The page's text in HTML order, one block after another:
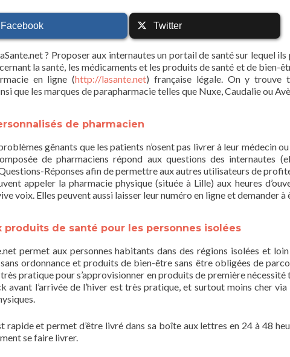
Facebook Twitter
? Proposer aux internautes un portail de santé sur lequel
la santé, les médicaments et les produits de santé et de bien-
en ligne (http://lasante.net) française légale. On y trouve
que les marques de parapharmacie telles que Nuxe, Caudalie ou
de pharmacien
gênants que les patients n’osent pas livrer à leur médecin
de pharmaciens répond aux questions des internautes
Réponses afin de permettre aux autres utilisateurs de
appeler la pharmacie physique (située à Lille) aux heures
voix. Elles peuvent aussi laisser leur numéro en ligne et demander à
produits de santé pour les personnes isolées
permet aux personnes habitants dans des régions isolées et
ordonnance et produits de bien-être sans être obligées de
pratique pour s’approvisionner en produits de première
avant l’arrivée de l’hiver est très pratique, et surtout moins cher
rapide et permet d’être livré dans sa boîte aux lettres en 24 à 48
se faire livrer.